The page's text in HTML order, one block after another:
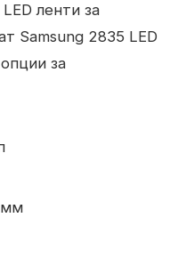
ленти за
Samsung 2835 LED
за
мм